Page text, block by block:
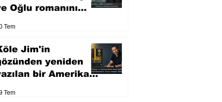
Oğlu romanını
Tem
Jim'in
yeniden
bir Amerikan
Tem